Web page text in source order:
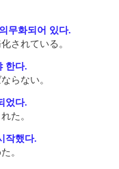
무화되어 있다.
されている。
한다.
らない。
었다.
た。
작했다.
。